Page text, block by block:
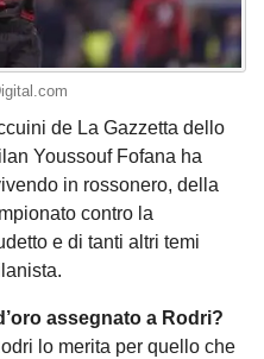
de La Gazzetta dello
Youssouf Fofana ha
in rossonero, della
contro la
e di tanti altri temi
assegnato a Rodri?
lo merita per quello che